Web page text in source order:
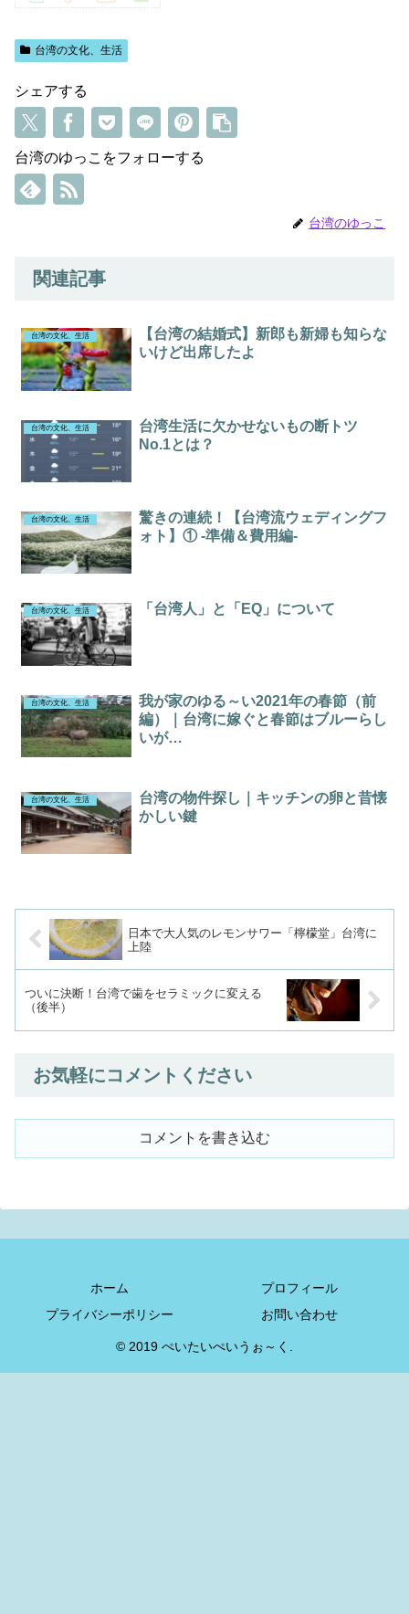
台湾の文化、生活
シェアする
台湾のゆっこをフォローする
台湾のゆっこ
関連記事
台湾の文化、生活
【台湾の結婚式】新郎も新婦も知らな
いけど出席したよ
台湾の文化、生活
台湾生活に欠かせないもの断トツ
No.1とは？
台湾の文化、生活
驚きの連続！【台湾流ウェディングフ
ォト】① -準備＆費用編-
台湾の文化、生活 「台湾人」と「EQ」について
台湾の文化、生活
我が家のゆる～い2021年の春節（前
編）｜台湾に嫁ぐと春節はブルーらし
いが…
台湾の文化、生活
台湾の物件探し｜キッチンの卵と昔懐
かしい鍵
日本で大人気のレモンサワー「檸檬堂」台湾に
上陸
ついに決断！台湾で歯をセラミックに変える
（後半）
お気軽にコメントください
コメントを書き込む
ホーム
プロフィール
プライバシーポリシー
お問い合わせ
© 2019 ぺいたいぺいうぉ～く.